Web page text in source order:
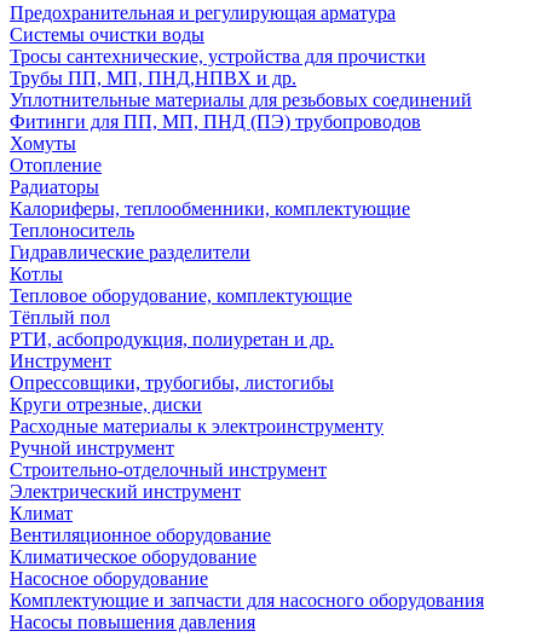
Предохранительная и регулирующая арматура
Системы очистки воды
Тросы сантехнические, устройства для прочистки
Трубы ПП, МП, ПНД,НПВХ и др.
Уплотнительные материалы для резьбовых соединений
Фитинги для ПП, МП, ПНД (ПЭ) трубопроводов
Хомуты
Отопление
Радиаторы
Калориферы, теплообменники, комплектующие
Теплоноситель
Гидравлические разделители
Котлы
Тепловое оборудование, комплектующие
Тёплый пол
РТИ, асбопродукция, полиуретан и др.
Инструмент
Опрессовщики, трубогибы, листогибы
Круги отрезные, диски
Расходные материалы к электроинструменту
Ручной инструмент
Строительно-отделочный инструмент
Электрический инструмент
Климат
Вентиляционное оборудование
Климатическое оборудование
Насосное оборудование
Комплектующие и запчасти для насосного оборудования
Насосы повышения давления